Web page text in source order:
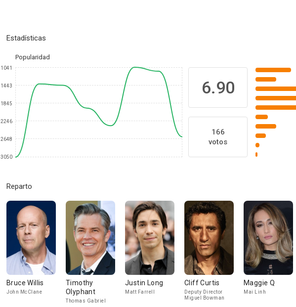
Estadísticas
Popularidad
1041
1443
1845
2246
2648
3050
6.90
166
votos
Reparto
Bruce Willis
John McClane
Timothy
Olyphant
Thomas Gabriel
Justin Long
Matt Farrell
Cliff Curtis
Deputy Director
Miguel Bowman
Maggie Q
Mai Linh